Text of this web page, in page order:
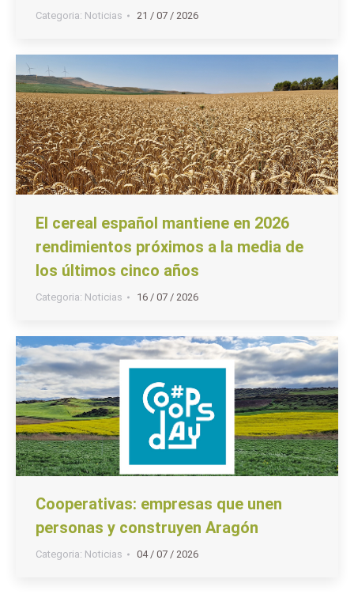
Categoria: Noticias 21 / 07 / 2026
El cereal español mantiene en 2026
rendimientos próximos a la media de
los últimos cinco años
Categoria: Noticias 16 / 07 / 2026
Cooperativas: empresas que unen
personas y construyen Aragón
Categoria: Noticias 04 / 07 / 2026